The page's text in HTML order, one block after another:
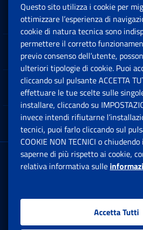
Sedi e Contatti
Software
Note Legali
App mobile
Sede Legale : Via Ciro il
00144 Roma
Questo sito utilizza i cookie per
ottimizzare l’esperienza di
cookie di natura tecnica sono
permettere il corretto
previo consenso dell’utente,
ulteriori tipologie di cookie. Puoi
cliccando sul pulsante ACCETTA
effettuare le tue scelte sulle
installare, cliccando su
invece intendi rifiutarne
tecnici, puoi farlo cliccando sul
COOKIE NON TECNICI o
saperne di più rispetto ai cookie,
relativa informativa sulle
Accetta Tutti